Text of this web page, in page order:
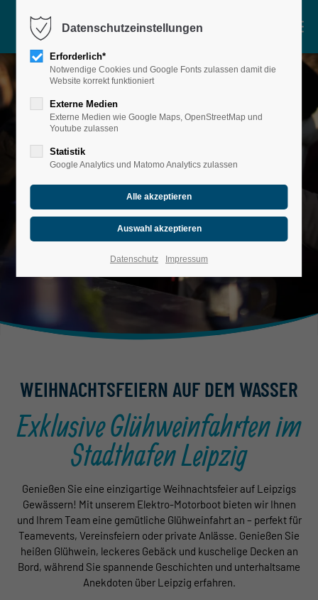
WEIHNACHTSFEIERN AUF DEM WASSER
Exklusive Glühweinfahrten im
Stadthafen Leipzig
Genießen Sie eine einzigartige Weihnachtsfeier auf Leipzigs
Gewässern! Mit unserem Elektro-Motorboot bieten wir Ihnen
und Ihrem Team eine gemütliche Glühweinfahrt an – perfekt für
Teamevents, Vereinsfeiern oder private Anlässe. Genießen Sie
heißen Glühwein, leckeres Gebäck und kuschelige Decken an
Bord, während Sie spannende Geschichten und unterhaltsame
Anekdoten über Leipzig erfahren.
Datenschutzeinstellungen
Erforderlich*
Notwendige Cookies und Google Fonts zulassen damit die
Website korrekt funktioniert
Externe Medien
Externe Medien wie Google Maps, OpenStreetMap und
Youtube zulassen
Statistik
Google Analytics und Matomo Analytics zulassen
Datenschutz Impressum
Motorboot
Touren
Gruppenangebote
Firmen
DOCK 20
Shop